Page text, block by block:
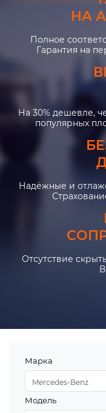
НА
Полное
Гарантия на
На 30% дешевле,
популярных
Надёжные и
Отсутствие
Марка
Mercedes-Benz
Модель